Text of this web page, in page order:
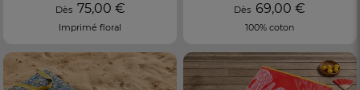
Dès 75,00 €
Imprimé floral
Dès 69,00 €
100% coton